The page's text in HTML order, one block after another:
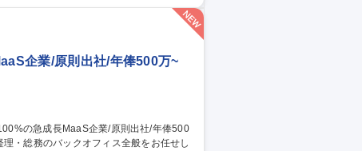
する経営層の特命事項対応■当本部の運営
企業/原則出社/年俸500万~